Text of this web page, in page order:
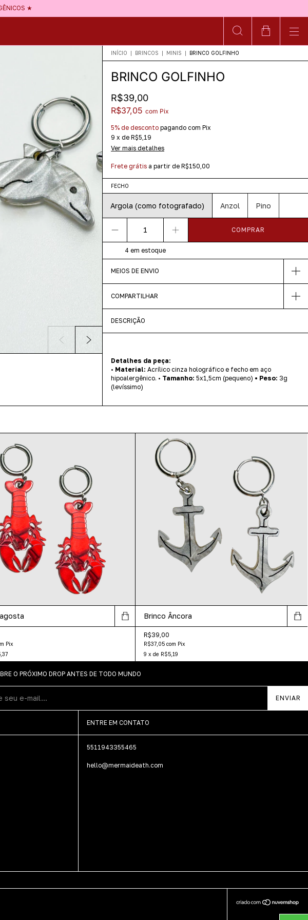
★
★
INÍCIO | BRINCOS | MINIS | BRINCO GOLFINHO
BRINCO GOLFINHO
R$39,00
R$37,05 com Pix
5% de desconto pagando com Pix
9 x de R$5,19
Ver mais detalhes
Frete grátis a partir de R$150,00
FECHO
Argola (como fotografado) Anzol Pino
4 em estoque
MEIOS DE ENVIO
COMPARTILHAR
DESCRIÇÃO
Detalhes da peça:
• Material: Acrílico cinza holográfico e fecho em aço
hipoalergênico. • Tamanho: 5x1,5cm (pequeno) • Peso: 3g
(levíssimo)
Pix
Brinco Âncora
R$39,00
R$37,05 com Pix
9 x de R$5,19
O PRÓXIMO DROP ANTES DE TODO MUNDO
ENTRE EM CONTATO
5511943355465
hello@mermaideath.com